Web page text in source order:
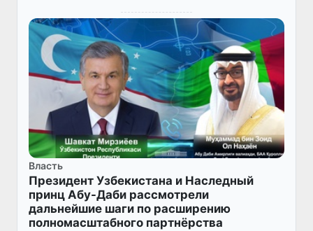
Власть
Президент Узбекистана и Наследный
принц Абу-Даби рассмотрели
дальнейшие шаги по расширению
полномасштабного партнёрства